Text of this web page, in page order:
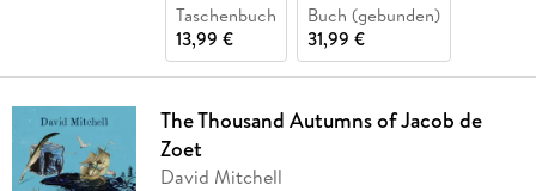
Taschenbuch
13,99 €
Buch (gebunden)
31,99 €
The Thousand Autumns of Jacob de
Zoet
David Mitchell